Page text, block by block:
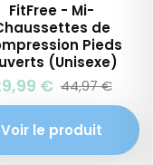
FitFree - Mi-
de
Pieds
(Unisexe)
Prix
44,97 €Prix
€
Voir le produit